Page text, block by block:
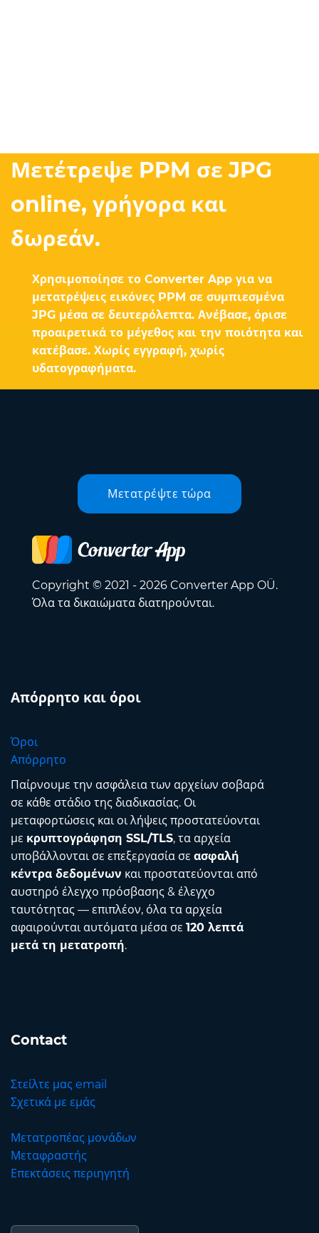
Μετέτρεψε PPM σε JPG
online, γρήγορα και
δωρεάν.
Χρησιμοποίησε το Converter App για να
μετατρέψεις εικόνες PPM σε συμπιεσμένα
JPG μέσα σε δευτερόλεπτα. Ανέβασε, όρισε
προαιρετικά το μέγεθος και την ποιότητα και
κατέβασε. Χωρίς εγγραφή, χωρίς
υδατογραφήματα.
Μετατρέψτε τώρα
Copyright © 2021 - 2026 Converter App OÜ.
Όλα τα δικαιώματα διατηρούνται.
Απόρρητο και όροι
Όροι
Απόρρητο
Παίρνουμε την ασφάλεια των αρχείων σοβαρά
σε κάθε στάδιο της διαδικασίας. Οι
μεταφορτώσεις και οι λήψεις προστατεύονται
με κρυπτογράφηση SSL/TLS, τα αρχεία
υποβάλλονται σε επεξεργασία σε ασφαλή
κέντρα δεδομένων και προστατεύονται από
αυστηρό έλεγχο πρόσβασης & έλεγχο
ταυτότητας — επιπλέον, όλα τα αρχεία
αφαιρούνται αυτόματα μέσα σε 120 λεπτά
μετά τη μετατροπή.
Contact
Στείλτε μας email
Σχετικά με εμάς
Μετατροπέας μονάδων
Μεταφραστής
Επεκτάσεις περιηγητή